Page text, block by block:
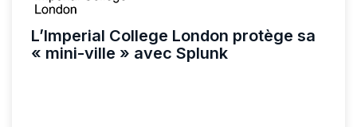
L’Imperial College London protège sa
« mini-ville » avec Splunk